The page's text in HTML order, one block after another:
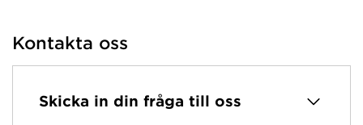
Kontakta oss
Skicka in din fråga till oss